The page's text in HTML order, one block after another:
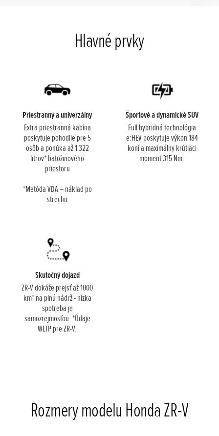
Hlavné prvky
Priestranný a univerzálny
Extra priestranná kabína
poskytuje pohodlie pre 5
osôb a ponúka až 1 322
litrov* batožinového
priestoru
*Metóda VDA – náklad po
strechu
Športové a dynamické SUV
Full hybridná technológia
e:HEV poskytuje výkon 184
koní a maximálny krútiaci
moment 315 Nm.
Skutočný dojazd
ZR-V dokáže prejsť až 1000
km* na plnú nádrž - nízka
spotreba je
samozrejmosťou. *Údaje
WLTP pre ZR-V.
Rozmery modelu Honda ZR-V